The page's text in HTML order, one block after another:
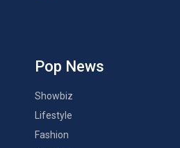
Pop News
Showbiz
Lifestyle
Fashion